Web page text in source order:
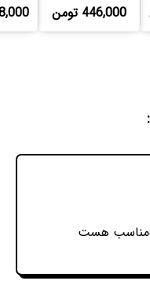
446,000 تومن
هست